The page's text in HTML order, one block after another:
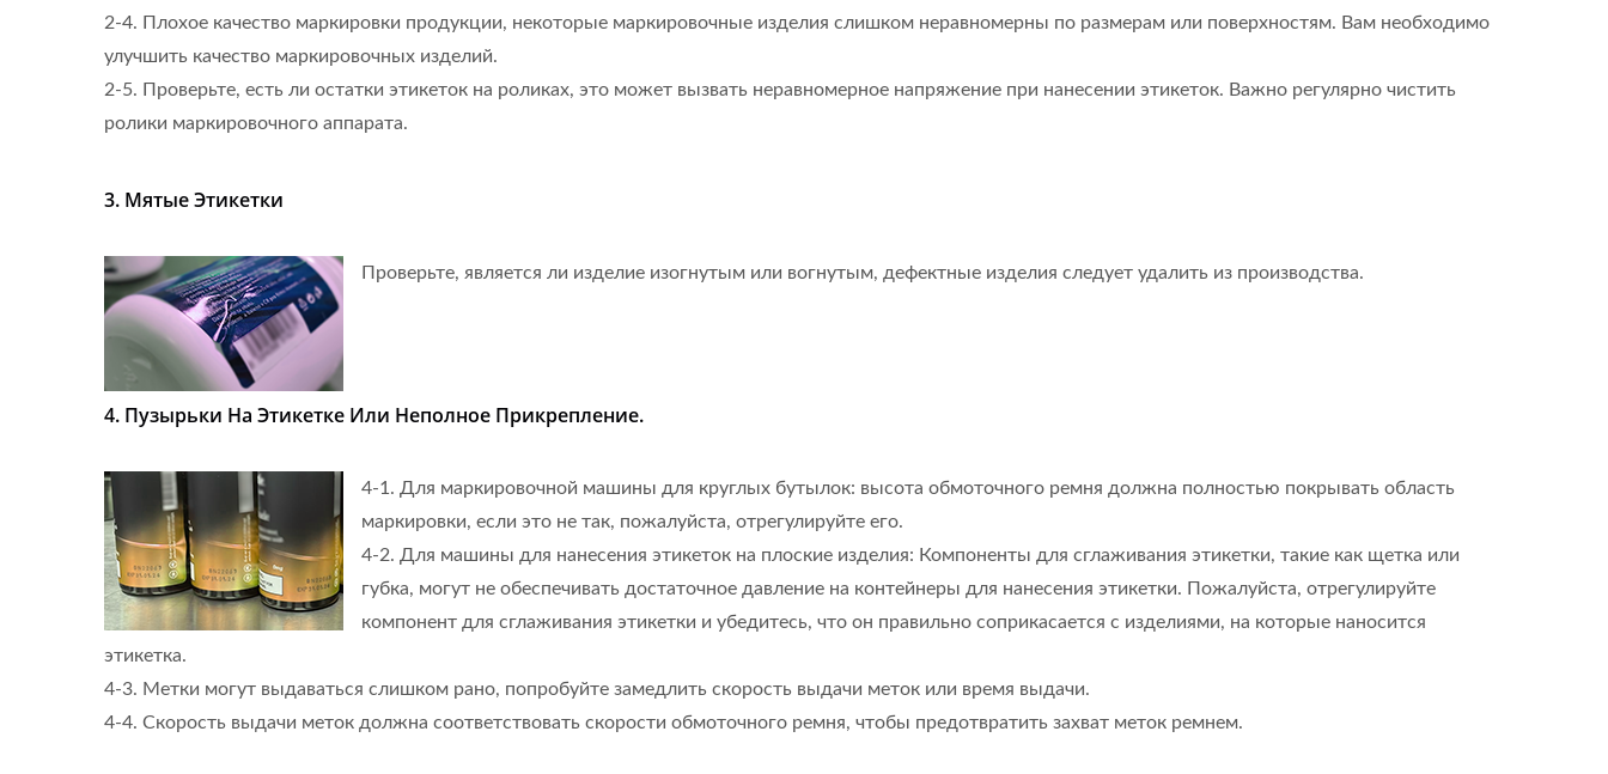
2-4. Плохое качество маркировки продукции, некоторые маркировочные изделия слишком неравномерны по размерам или поверхностям. Вам необходимо
улучшить качество маркировочных изделий.
2-5. Проверьте, есть ли остатки этикеток на роликах, это может вызвать неравномерное напряжение при нанесении этикеток. Важно регулярно чистить
ролики маркировочного аппарата.
3. Мятые Этикетки
Проверьте, является ли изделие изогнутым или вогнутым, дефектные изделия следует удалить из производства.
4. Пузырьки На Этикетке Или Неполное Прикрепление.
4-1. Для маркировочной машины для круглых бутылок: высота обмоточного ремня должна полностью покрывать область
маркировки, если это не так, пожалуйста, отрегулируйте его.
4-2. Для машины для нанесения этикеток на плоские изделия: Компоненты для сглаживания этикетки, такие как щетка или
губка, могут не обеспечивать достаточное давление на контейнеры для нанесения этикетки. Пожалуйста, отрегулируйте
компонент для сглаживания этикетки и убедитесь, что он правильно соприкасается с изделиями, на которые наносится
этикетка.
4-3. Метки могут выдаваться слишком рано, попробуйте замедлить скорость выдачи меток или время выдачи.
4-4. Скорость выдачи меток должна соответствовать скорости обмоточного ремня, чтобы предотвратить захват меток ремнем.